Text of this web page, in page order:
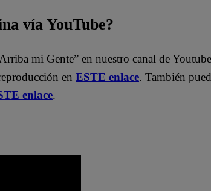
vía YouTube?
mi Gente” en nuestro canal de
en ESTE enlace. También
enlace.